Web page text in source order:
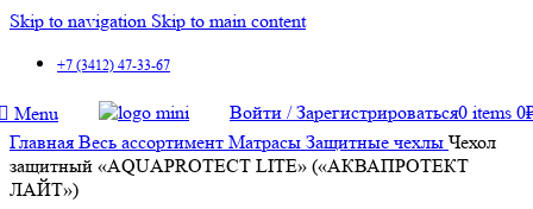
Skip to navigation Skip to main content
+7 (3412) 47-33-67
Menu Войти / Зарегистрироваться0 items 0
Главная Весь ассортимент Матрасы Защитные чехлы Чехол
защитный «AQUAPROTECT LITE» («АКВАПРОТЕКТ
ЛАЙТ»)